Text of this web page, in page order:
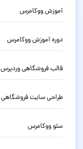
آموزش ووکامرس
دوره آموزش ووکامرس
قالب فروشگاهی وردپرس
طراحی سایت فروشگاهی
سئو ووکامرس